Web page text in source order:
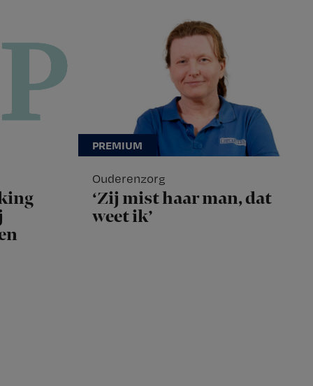
Ouderenzorg
‘Zij mist haar man, dat
weet ik’